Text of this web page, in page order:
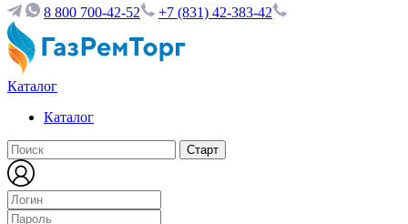
8 800 700-42-52 +7 (831) 42-383-42
Каталог
Каталог